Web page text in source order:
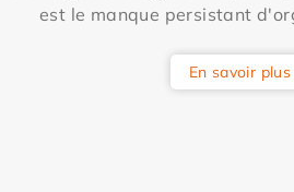
est le manque persistant
En savoir plus